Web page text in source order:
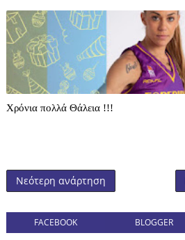
Χρόνια πολλά Θάλεια !!!
Νεότερη ανάρτηση
FACEBOOK BLOGGER